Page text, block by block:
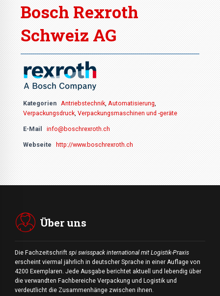
Bosch Rexroth
Schweiz AG
Kategorien Antriebstechnik Automatisierung
Verpackungsdruck Verpackungsmaschinen und -geräte
E-Mail info@boschrexroth.ch
Webseite http://www.boschrexroth.ch
Über uns
Die Fachzeitschrift spi swisspack international mit Logistik-Praxis
erscheint viermal jährlich in deutscher Sprache in einer Auflage von
4200 Exemplaren. Jede Ausgabe berichtet aktuell und lebendig über
die verwandten Fachbereiche Verpackung und Logistik und
verdeutlicht die Zusammenhänge zwischen ihnen.